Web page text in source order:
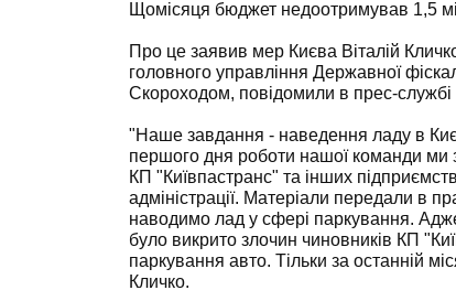
Щомісяця бюджет недоотримував 1,5
Про це заявив мер Києва Віталій
головного управління Державної
Скороходом, повідомили в прес-
"Наше завдання - наведення ладу в
першого дня роботи нашої команди ми
КП "Київпастранс" та інших
адміністрації. Матеріали передали в
наводимо лад у сфері паркування.
було викрито злочин чиновників КП
паркування авто. Тільки за останній
Кличко.